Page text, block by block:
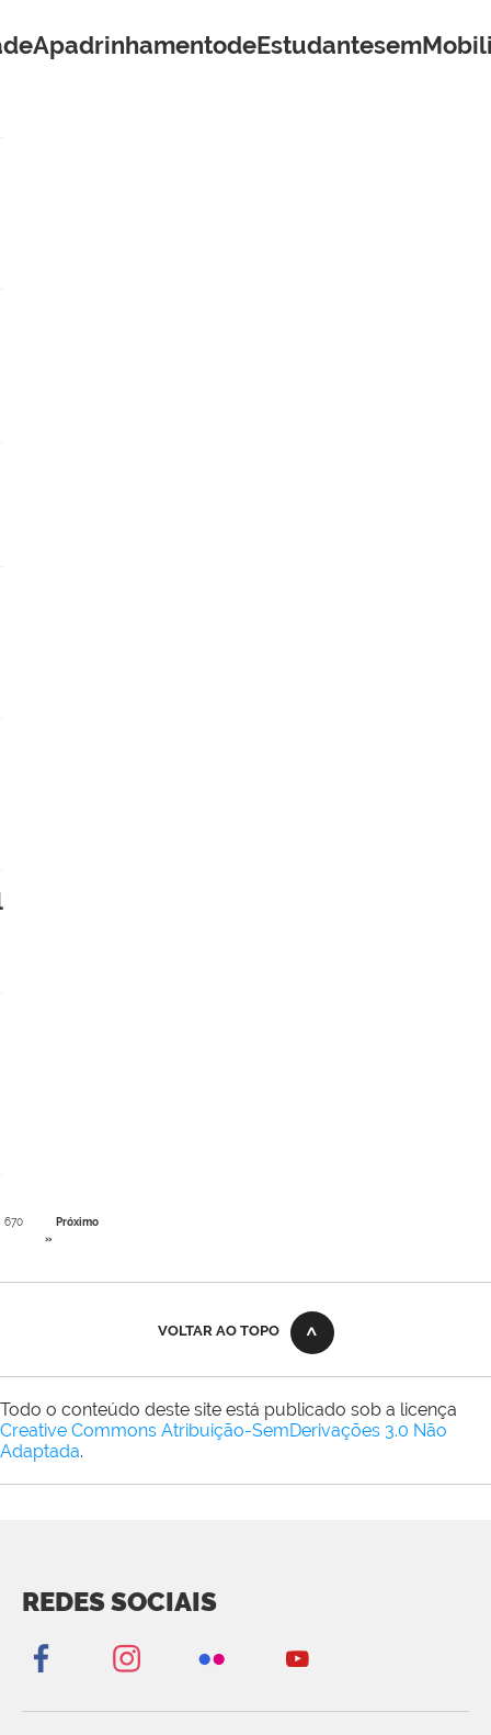
670
Próximo
»
VOLTAR AO TOPO
Todo o conteúdo deste site está publicado sob a licença
Creative Commons Atribuição-SemDerivações 3.0 Não
Adaptada.
REDES SOCIAIS